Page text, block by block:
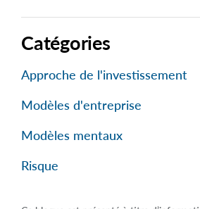
Catégories
Approche de l'investissement
Modèles d'entreprise
Modèles mentaux
Risque